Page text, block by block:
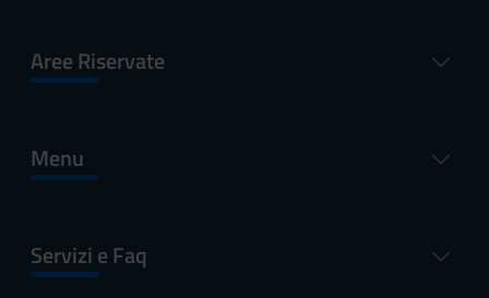
Aree Riservate
Menu
Servizi e Faq